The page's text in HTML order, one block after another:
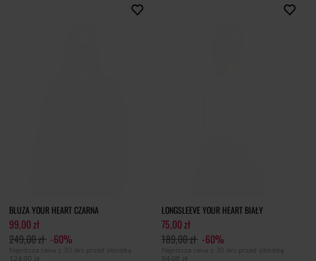
BLUZA YOUR HEART CZARNA
99,00 zł
249,00 zł -60%
Najniższa cena z 30 dni przed obniżką
124,00 zł
LONGSLEEVE YOUR HEART BIAŁY
75,00 zł
189,00 zł -60%
Najniższa cena z 30 dni przed obniżką
94,00 zł